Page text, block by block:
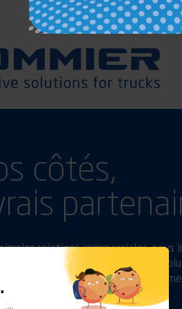
côtés,
relations commerciales,
et en les accompagnant dans
la priorité à la performance en